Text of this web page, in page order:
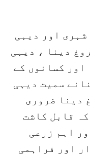
کہ 2025ء میں شہری اور دیہی
دینا ، دیہی
اور کسانوں کے
سمیت دیہی
دینا ضروری
قابل کاشت
اہم زرعی
اور فراہمی